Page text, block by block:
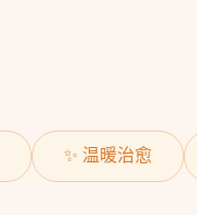
✨ 温暖治愈